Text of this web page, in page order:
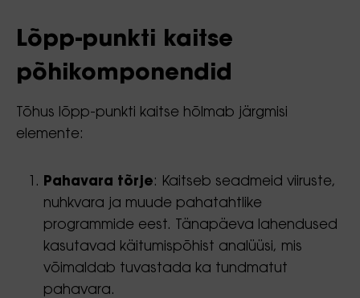
Lõpp-punkti kaitse
põhikomponendid
Tõhus lõpp-punkti kaitse hõlmab järgmisi
elemente:
Pahavara tõrje: Kaitseb seadmeid viiruste,
nuhkvara ja muude pahatahtlike
programmide eest. Tänapäeva lahendused
kasutavad käitumispõhist analüüsi, mis
võimaldab tuvastada ka tundmatut
pahavara.